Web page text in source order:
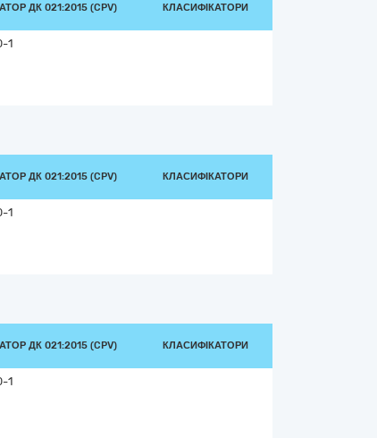
ДК 021:2015 (CPV) КЛАСИФІКАТОРИ
1
ДК 021:2015 (CPV) КЛАСИФІКАТОРИ
1
ДК 021:2015 (CPV) КЛАСИФІКАТОРИ
1